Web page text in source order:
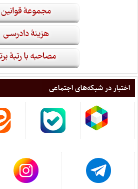
اختبار در شبکه‌های اجتماعی